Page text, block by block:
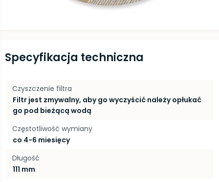
Specyfikacja techniczna
Czyszczenie filtra
Filtr jest zmywalny, aby go wyczyścić należy opłukać
go pod bieżącą wodą
Częstotliwość wymiany
co 4-6 miesięcy
Długość
111 mm